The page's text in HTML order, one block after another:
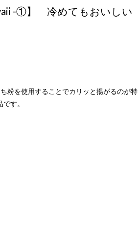
-①】 冷めてもおいしい
粉を使用することでカリッと揚がるのが特
す。